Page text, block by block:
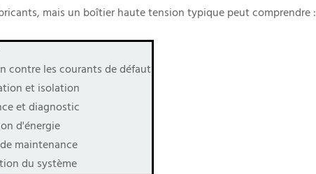
mais un boîtier haute tension typique peut comprendre :
contre les courants de défaut
et isolation
et diagnostic
d'énergie
maintenance
du système